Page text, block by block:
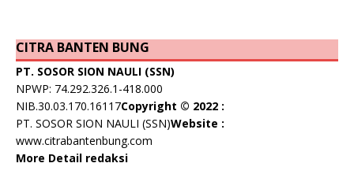
CITRA BANTEN BUNG
PT. SOSOR SION NAULI (SSN)
NPWP: 74.292.326.1-418.000
NIB.30.03.170.16117Copyright © 2022 :
PT. SOSOR SION NAULI (SSN)Website :
www.citrabantenbung.com
More Detail redaksi